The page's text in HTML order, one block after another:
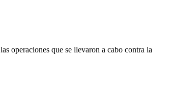
operaciones que se llevaron a cabo contra la